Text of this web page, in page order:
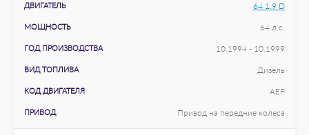
ДВИГАТЕЛЬ 64 1.9 D
МОЩНОСТЬ 64 л.с.
ГОД ПРОИЗВОДСТВА 10.1994 - 10.1999
ВИД ТОПЛИВА Дизель
КОД ДВИГАТЕЛЯ AEF
ПРИВОД Привод на передние колеса